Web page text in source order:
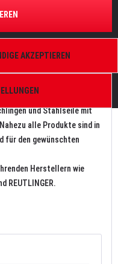
.
was es zur sicheren
inklusive
und Stahlseile mit
alle Produkte sind in
für den gewünschten
Herstellern wie
REUTLINGER.
AKZEPTIEREN